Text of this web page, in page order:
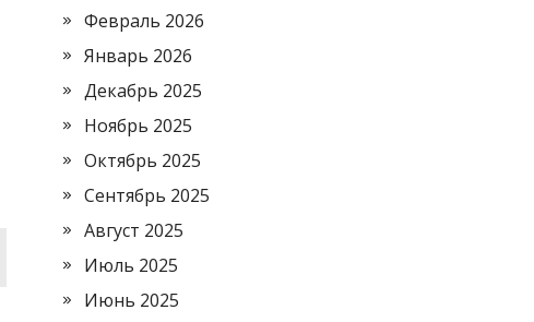
Февраль 2026
Январь 2026
Декабрь 2025
Ноябрь 2025
Октябрь 2025
Сентябрь 2025
Август 2025
Июль 2025
Июнь 2025